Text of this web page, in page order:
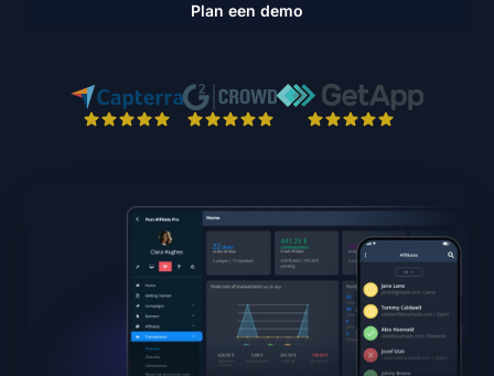
Plan een demo